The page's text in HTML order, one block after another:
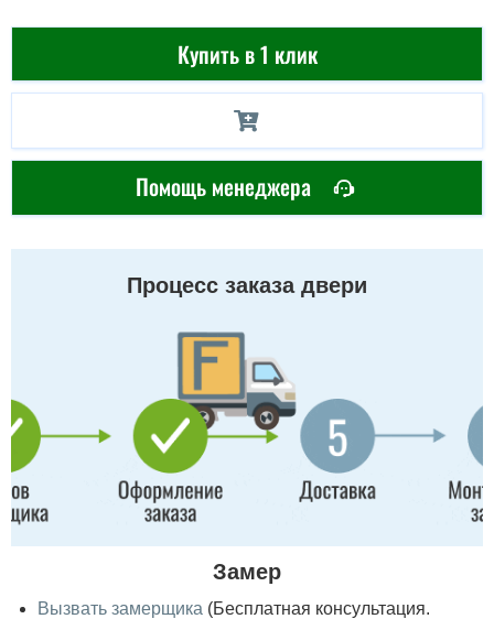
Купить в 1 клик
Помощь менеджера
Процесс заказа двери
Замер
Вызвать замерщика (Бесплатная консультация.